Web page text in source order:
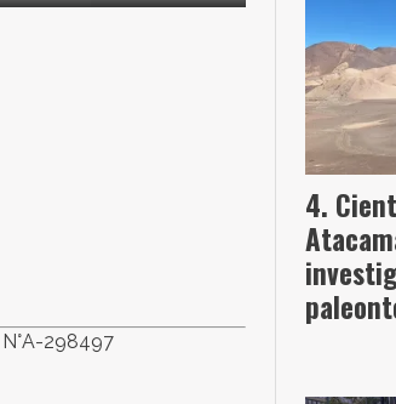
298497